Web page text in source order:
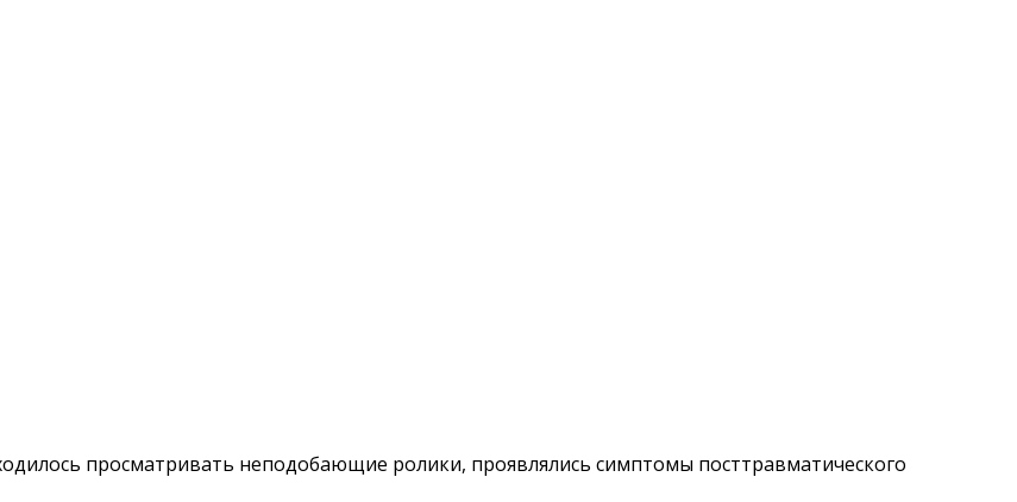
просматривать неподобающие ролики, проявлялись симптомы посттравматического